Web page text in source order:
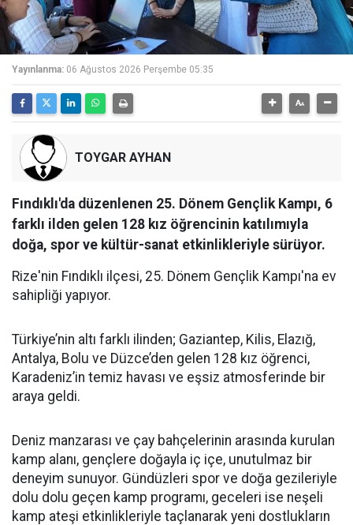
Yayınlanma: 06 Ağustos 2026 Perşembe 05:35
TOYGAR AYHAN
Fındıklı'da düzenlenen 25. Dönem Gençlik Kampı, 6
farklı ilden gelen 128 kız öğrencinin katılımıyla
doğa, spor ve kültür-sanat etkinlikleriyle sürüyor.
Rize'nin Fındıklı ilçesi, 25. Dönem Gençlik Kampı'na ev
sahipliği yapıyor.
Türkiye’nin altı farklı ilinden; Gaziantep, Kilis, Elazığ,
Antalya, Bolu ve Düzce’den gelen 128 kız öğrenci,
Karadeniz’in temiz havası ve eşsiz atmosferinde bir
araya geldi.
Deniz manzarası ve çay bahçelerinin arasında kurulan
kamp alanı, gençlere doğayla iç içe, unutulmaz bir
deneyim sunuyor. Gündüzleri spor ve doğa gezileriyle
dolu dolu geçen kamp programı, geceleri ise neşeli
kamp ateşi etkinlikleriyle taçlanarak yeni dostlukların